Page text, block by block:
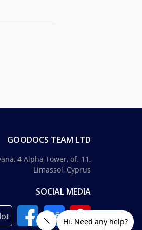
GOODOCS TEAM LTD
4 Alpha Tower, of. 11,
Limassol, Cyprus
SOCIAL MEDIA